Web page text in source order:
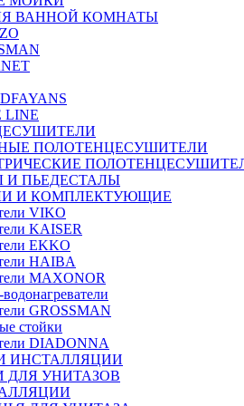
ВАННОЙ КОМНАТЫ
LINE
ПОЛОТЕНЦЕСУШИТЕЛИ
И ПЬЕДЕСТАЛЫ
И КОМПЛЕКТУЮЩИЕ
VIKO
KAISER
EKKO
HAIBA
MAXONOR
GROSSMAN
стойки
DIADONNA
ИНСТАЛЛЯЦИИ
ДЛЯ УНИТАЗОВ